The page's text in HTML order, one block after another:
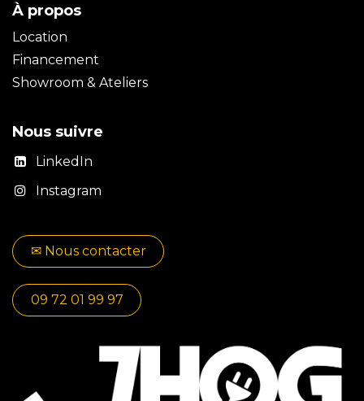
À propos
Location
Financement
Showroom & Ateliers
Nous suivre
LinkedIn
Instagram
✉​​ No​​​​us contacter
09 72 01 99 97